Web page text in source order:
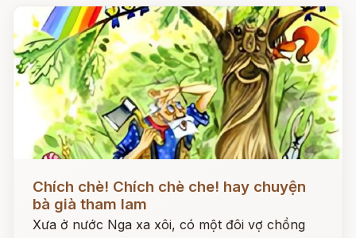
Chích chè! Chích chè che! hay chuyện
bà già tham lam
Xưa ở nước Nga xa xôi, có một đôi vợ chồng